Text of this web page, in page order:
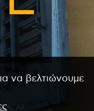
6. All
να βελτιώνουμε